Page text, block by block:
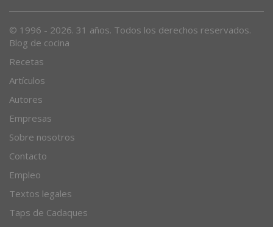
Blog de cocina
Recetas
Artículos
Autores
Empresas
Sobre nosotros
Contacto
Empleo
Textos legales